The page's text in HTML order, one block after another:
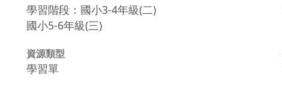
學習階段：國小3-4年級(二)
國小5-6年級(三)
資源類型
學習單